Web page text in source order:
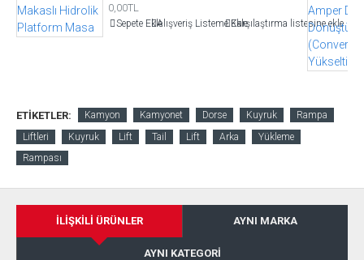
0,00TL
Sepete EkleAlışveriş Listeme EkleKarşılaştırma listesine ekle
ETIKETLER: Kamyon Kamyonet Dorse Kuyruk
Rampa
Liftleri
Kuyruk Lift Tail Lift Arka
Yükleme
Rampası
İLIŞKILI ÜRÜNLER AYNI MARKA
AYNI KATEGORI